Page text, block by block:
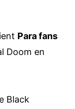
Para fans
Doom en
Black